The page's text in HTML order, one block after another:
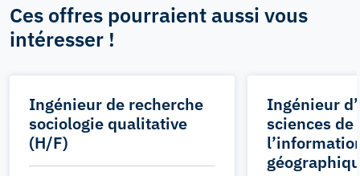
Ces offres pourraient aussi vous
intéresser !
Ingénieur de recherche
sociologie qualitative
(H/F)
Ingénieur
sciences de